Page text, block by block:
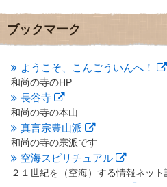
2012年10月(5)
2012年9月
(8)
2012年7月
(10)
2012年6月(14)
2012年5月
2012年4月(16)
2012年3月 (17)
2012年2月(20)
2012年1月(25)
2011年12月(22)
2011年11月(28)
ブックマーク
ようこそ、こんごういんへ！
和尚の寺のHP
長谷寺
和尚の寺の本山
真言宗豊山派
和尚の寺の宗派です
空海スピリチュアル
２１世紀を（空海）する情報ネット